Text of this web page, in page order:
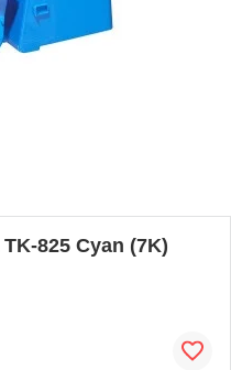
825 Cyan (7K)